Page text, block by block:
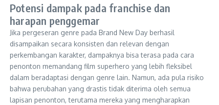
Potensi dampak pada franchise dan
harapan penggemar
Jika pergeseran genre pada Brand New Day berhasil
disampaikan secara konsisten dan relevan dengan
perkembangan karakter, dampaknya bisa terasa pada cara
penonton memandang film superhero yang lebih fleksibel
dalam beradaptasi dengan genre lain. Namun, ada pula risiko
bahwa perubahan yang drastis tidak diterima oleh semua
lapisan penonton, terutama mereka yang mengharapkan